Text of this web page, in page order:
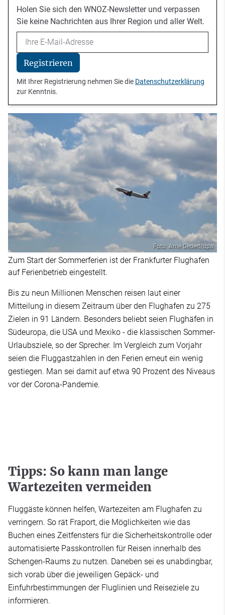
Holen Sie sich den WNOZ-Newsletter und verpassen
Sie keine Nachrichten aus Ihrer Region und aller Welt.
Email
Registrieren
Mit Ihrer Registrierung nehmen Sie die Datenschutzerklärung
zur Kenntnis.
Foto: Arne Dedert/dpa
Zum Start der Sommerferien ist der Frankfurter Flughafen
auf Ferienbetrieb eingestellt.
Bis zu neun Millionen Menschen reisen laut einer
Mitteilung in diesem Zeitraum über den Flughafen zu 275
Zielen in 91 Ländern. Besonders beliebt seien Flughäfen in
Südeuropa, die USA und Mexiko - die klassischen Sommer-
Urlaubsziele, so der Sprecher. Im Vergleich zum Vorjahr
seien die Fluggastzahlen in den Ferien erneut ein wenig
gestiegen. Man sei damit auf etwa 90 Prozent des Niveaus
vor der Corona-Pandemie.
Tipps: So kann man lange
Wartezeiten vermeiden
Fluggäste können helfen, Wartezeiten am Flughafen zu
verringern. So rät Fraport, die Möglichkeiten wie das
Buchen eines Zeitfensters für die Sicherheitskontrolle oder
automatisierte Passkontrollen für Reisen innerhalb des
Schengen-Raums zu nutzen. Daneben sei es unabdingbar,
sich vorab über die jeweiligen Gepäck- und
Einfuhrbestimmungen der Fluglinien und Reiseziele zu
informieren.